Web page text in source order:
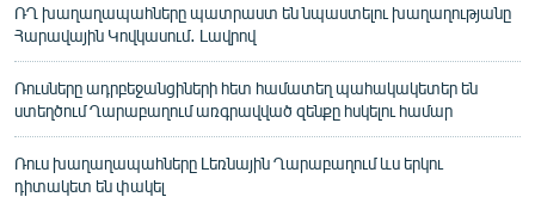
ՌՂ խաղաղապահները պատրաստ են նպաստելու խաղաղությանը
Հարավային Կովկասում․ Լավրով
Ռուսները ադրբեջանցիների հետ համատեղ պահակակետեր են
ստեղծում Ղարաբաղում առգրավված զենքը հսկելու համար
Ռուս խաղաղապահները Լեռնային Ղարաբաղում ևս երկու
դիտակետ են փակել